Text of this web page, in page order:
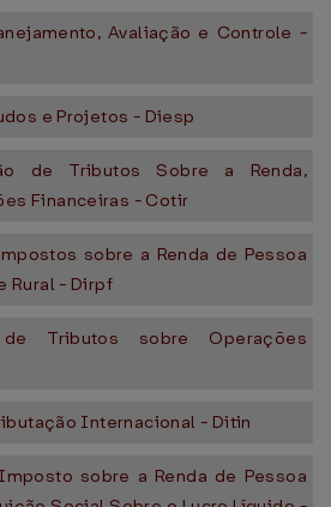
Avaliação e Controle -
e Projetos - Diesp
de Tributos Sobre a Renda,
Financeiras - Cotir
sobre a Renda de Pessoa
Rural - Dirpf
Tributos sobre Operações
Internacional - Ditin
sobre a Renda de Pessoa